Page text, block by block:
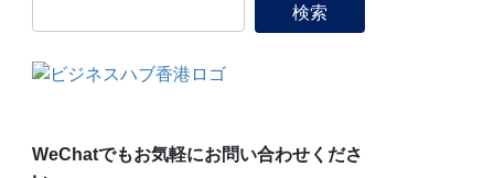
WeChatでもお気軽にお問い合わせくださ